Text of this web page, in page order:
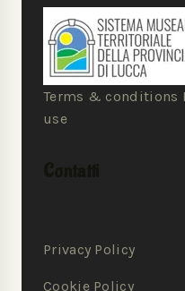
Terms & conditions
use
Privacy Policy
Cookie Policy